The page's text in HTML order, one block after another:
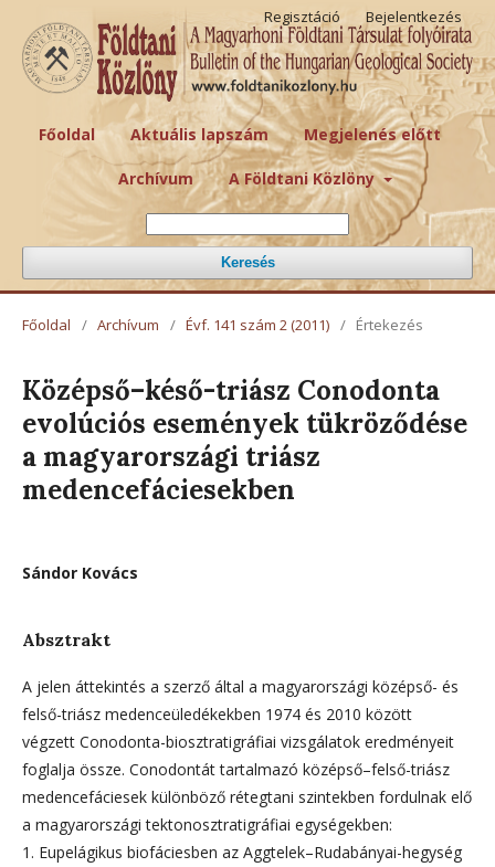
Főoldal Aktuális lapszám Megjelenés előtt
Archívum A Földtani Közlöny
Keresés
Regisztáció Bejelentkezés
Főoldal / Archívum / Évf. 141 szám 2 (2011) / Értekezés
Középső–késő-triász Conodonta
evolúciós események tükröződése
a magyarországi triász
medencefáciesekben
Sándor Kovács
Absztrakt
A jelen áttekintés a szerző által a magyarországi középső- és
felső-triász medenceüledékekben 1974 és 2010 között
végzett Conodonta-biosztratigráfiai vizsgálatok eredményeit
foglalja össze. Conodontát tartalmazó középső–felső-triász
medencefáciesek különböző rétegtani szintekben fordulnak elő
a magyarországi tektonosztratigráfiai egységekben:
1. Eupelágikus biofáciesben az Aggtelek–Rudabányai-hegység